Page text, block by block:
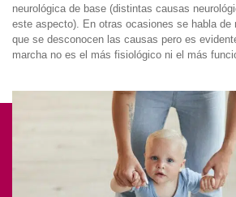
neurológica de base (distintas causas
este aspecto). En otras ocasiones se habla de
que se desconocen las causas pero es
marcha no es el más fisiológico ni el más